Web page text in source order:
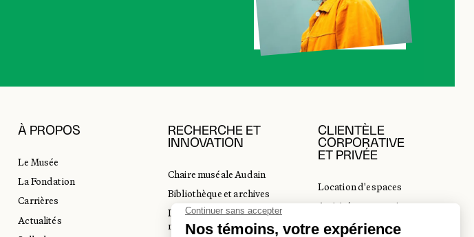
À PROPOS
Le Musée
La Fondation
Carrières
Actualités
RECHERCHE ET
INNOVATION
Chaire muséale Audain
Bibliothèque et archives
Incubateur d’innovations
muséales
CLIENTÈLE
CORPORATIVE
ET PRIVÉE
Location d'espaces
Activités corporatives
Location d'œuvres